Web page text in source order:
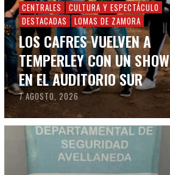
CENTRALES
CULTURA Y ESPECTÁCULO
DESTACADAS
LOMAS DE ZAMORA
LOS CAFRES VUELVEN A
TEMPERLEY CON UN SHOW
EN EL AUDITORIO SUR
7 AGOSTO, 2026